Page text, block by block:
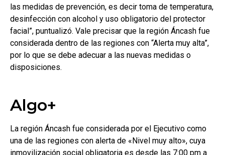
las medidas de prevención, es decir toma de temperatura,
desinfección con alcohol y uso obligatorio del protector
facial”, puntualizó. Vale precisar que la región Áncash fue
considerada dentro de las regiones con “Alerta muy alta”,
por lo que se debe adecuar a las nuevas medidas o
disposiciones.
Algo+
La región Áncash fue considerada por el Ejecutivo como
una de las regiones con alerta de «Nivel muy alto», cuya
inmovilización social obligatoria es desde las 7:00 pm a